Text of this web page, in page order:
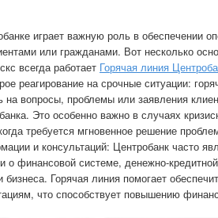
играет важную роль в обеспечении
или гражданами. Вот несколько
всегда работает Горячая линия
реагирование на срочные ситуации:
на вопросы, проблемы или заявления
Это особенно важно в случаях
требуется мгновенное решение
и консультаций: Центробанк часто
о финансовой системе, денежно-
бизнеса. Горячая линия помогает
что способствует повышению